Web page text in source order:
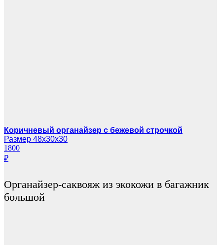
Коричневый органайзер с бежевой строчкой
Размер 48х30х30
1800
₽
Органайзер-саквояж из экокожи в багажник
большой